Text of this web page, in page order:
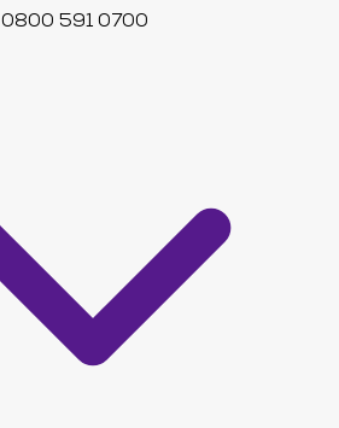
0800 591 0700